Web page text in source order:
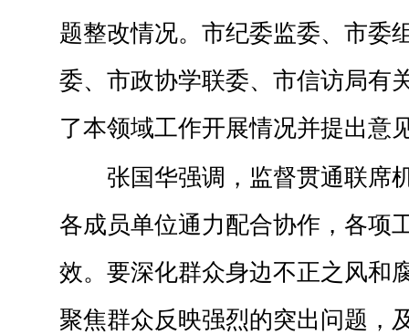
题整改情况。市纪委监委、市委
委、市政协学联委、市信访局有
了本领域工作开展情况并提出意
张国华强调，监督贯通联席
各成员单位通力配合协作，各项
效。要深化群众身边不正之风和
聚焦群众反映强烈的突出问题，